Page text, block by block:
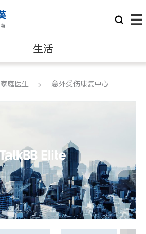
生活
律师
会计师
家庭医生 意外受伤康复中心